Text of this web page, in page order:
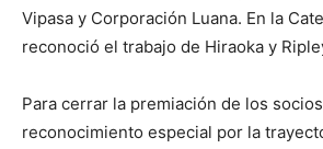
Vipasa y Corporación Luana. En la
reconoció el trabajo de Hiraoka y
Para cerrar la premiación de los
reconocimiento especial por la